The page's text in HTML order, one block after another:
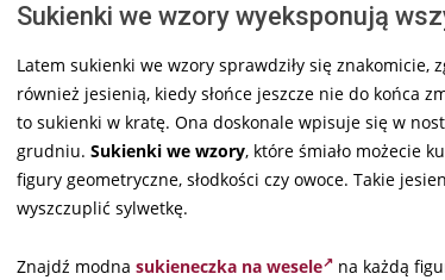
Sukienki we wzory wyeksponują
Latem sukienki we wzory sprawdziły się znakomicie,
również jesienią, kiedy słońce jeszcze nie do końca
to sukienki w kratę. Ona doskonale wpisuje się w
grudniu. Sukienki we wzory, które śmiało możecie
figury geometryczne, słodkości czy owoce. Takie
wyszczuplić sylwetkę.
Znajdź modna sukieneczka na wesele
na każdą